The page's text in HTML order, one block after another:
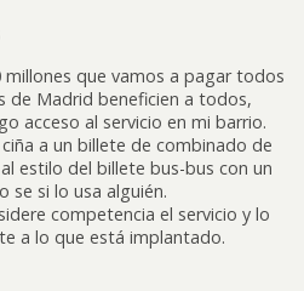
millones que vamos a pagar todos
de Madrid beneficien a todos,
acceso al servicio en mi barrio.
a un billete de combinado de
estilo del billete bus-bus con un
se si lo usa alguién.
competencia el servicio y lo
a lo que está implantado.